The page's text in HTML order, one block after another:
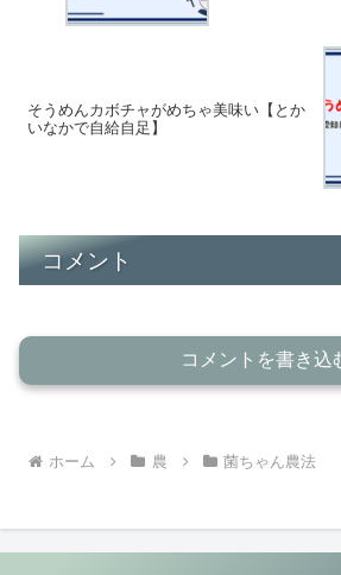
そうめんカボチャがめちゃ美味い【とか
いなかで自給自足】
コメント
コメントを書き込
ホーム 農 菌ちゃん農法